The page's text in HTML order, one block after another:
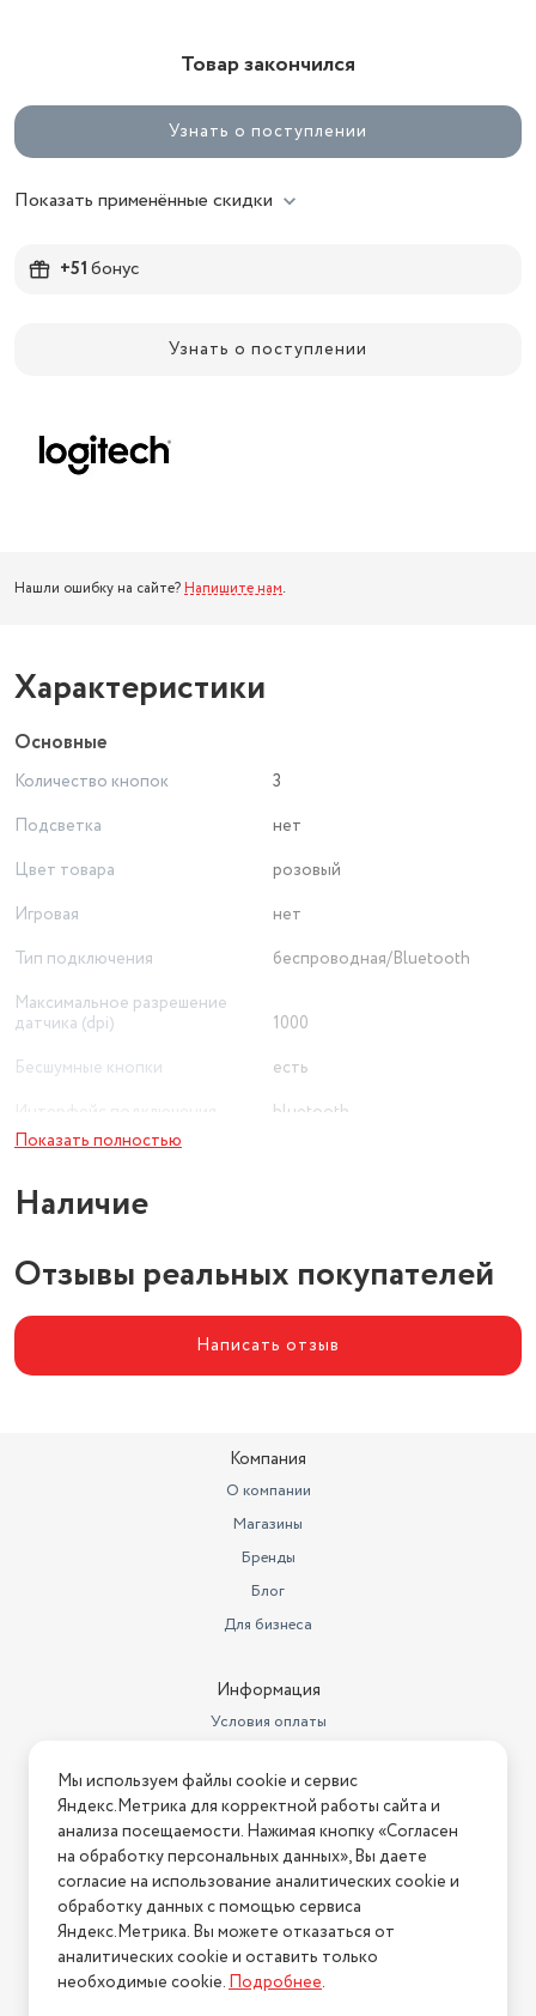
Товар закончился
Узнать о поступлении
Показать применённые скидки
+51бонус
Узнать о поступлении
Нашли ошибку на сайте? Напишите нам.
Характеристики
Основные
Количество кнопок
3
Подсветка
нет
Цвет товара
розовый
Игровая
нет
Тип подключения
беспроводная/Bluetooth
Максимальное разрешение
датчика (dpi)
1000
Бесшумные кнопки
есть
bluetooth
Показать полностью
Наличие
Отзывы реальных покупателей
Написать отзыв
Компания
О компании
Магазины
Бренды
Блог
Для бизнеса
Информация
Условия оплаты
Условия возврата
Нашли ошибку на сайте? Напишите нам
2026 © Интернет-магазин "АстМаркет". У нас есть всё!
Политика конфиденциальности
Мы используем файлы cookie и сервис
Яндекс.Метрика для корректной работы сайта и
анализа посещаемости. Нажимая кнопку «Согласен
на обработку персональных данных», Вы даете
согласие на использование аналитических cookie и
обработку данных с помощью сервиса
Яндекс.Метрика. Вы можете отказаться от
аналитических cookie и оставить только
необходимые cookie.Подробнее.